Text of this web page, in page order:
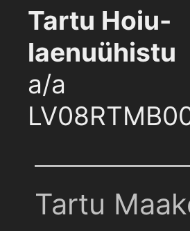
Tartu Hoiu-
laenuühistu
a/a
Tartu